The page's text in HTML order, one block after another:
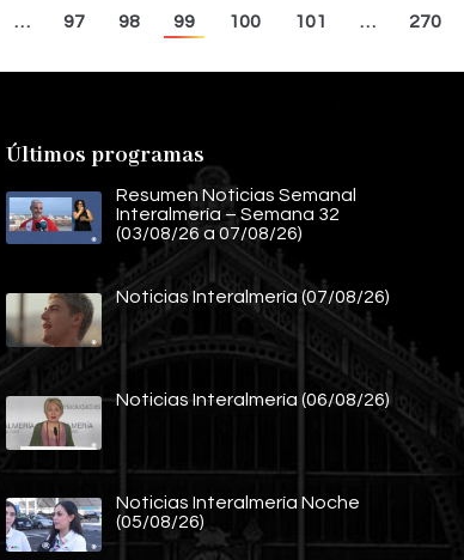
… 97 98 99 100 101 … 270
Últimos programas
Resumen Noticias Semanal
Interalmería – Semana 32
(03/08/26 a 07/08/26)
Noticias Interalmería (07/08/26)
Noticias Interalmería (06/08/26)
Noticias Interalmería Noche
(05/08/26)